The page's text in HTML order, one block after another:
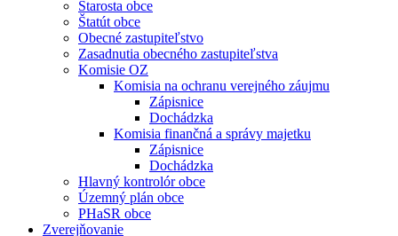
Starosta obce
Štatút obce
Obecné zastupiteľstvo
Zasadnutia obecného zastupiteľstva
Komisie OZ
Komisia na ochranu verejného záujmu
Zápisnice
Dochádzka
Komisia finančná a správy majetku
Zápisnice
Dochádzka
Hlavný kontrolór obce
Územný plán obce
PHaSR obce
Zverejňovanie